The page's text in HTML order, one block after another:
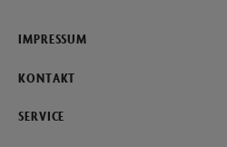
IMPRESSUM
KONTAKT
SERVICE